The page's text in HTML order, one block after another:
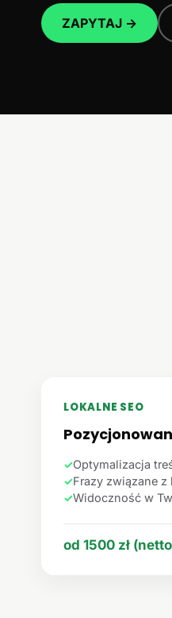
ZAPYTAJ →
LOKALNE SEO
✓Optymalizacja
✓Frazy związane z
✓Widoczność w
od 1500 zł